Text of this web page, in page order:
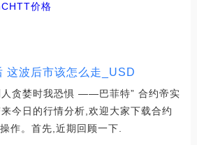
CHTT价格
这波后市该怎么走_USD
人贪婪时我恐惧 ——巴菲特” 合约帝实
今日的行情分析,欢迎大家下载合约
作。首先,近期回顾一下.